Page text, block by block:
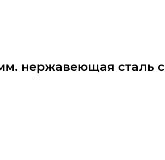
нержавеющая сталь с